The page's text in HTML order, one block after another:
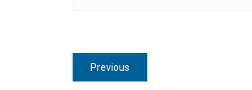
Navegação
Previous
post: